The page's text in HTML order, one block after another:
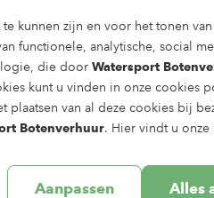
kunnen zijn en voor het tonen
functionele, analytische, social
die door Watersport
kunt u vinden in onze cookies
plaatsen van al deze cookies bij
Botenverhuur. Hier vindt u onze
Aanpassen Alles
3 personen en perfect
deze compacte en
avontuur met je